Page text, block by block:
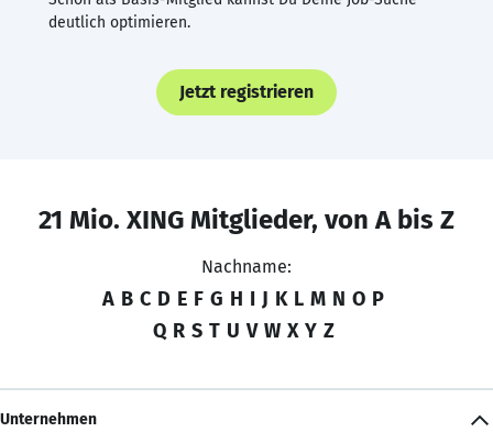
deutlich optimieren.
Jetzt registrieren
21 Mio. XING Mitglieder, von A bis Z
Nachname:
A B C D E F G H I J K L M N O P
Q R S T U V W X Y Z
Unternehmen